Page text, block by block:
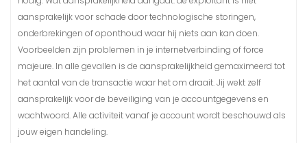
aansprakelijk voor schade door technologische storingen,
onderbrekingen of oponthoud waar hij niets aan kan doen.
Voorbeelden zijn problemen in je internetverbinding of force
majeure. In alle gevallen is de aansprakelijkheid gemaximeerd tot
het aantal van de transactie waar het om draait. Jij wekt zelf
aansprakelijk voor de beveiliging van je accountgegevens en
wachtwoord. Alle activiteit vanaf je account wordt beschouwd als
jouw eigen handeling.